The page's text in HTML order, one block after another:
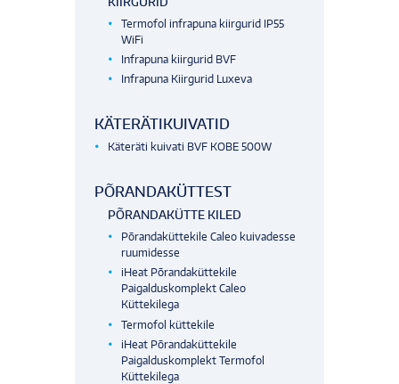
Termofol infrapuna kiirgurid IP55
WiFi
Infrapuna kiirgurid BVF
Infrapuna Kiirgurid Luxeva
KÄTERÄTIKUIVATID
Käteräti kuivati BVF KOBE 500W
PÕRANDAKÜTTEST
PÕRANDAKÜTTE KILED
Põrandaküttekile Caleo kuivadesse
ruumidesse
iHeat Põrandaküttekile
Paigalduskomplekt Caleo
Küttekilega
Termofol küttekile
iHeat Põrandaküttekile
Paigalduskomplekt Termofol
Küttekilega